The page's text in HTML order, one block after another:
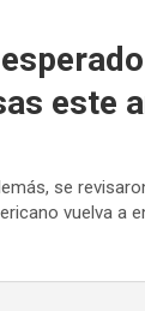
este
se
vuelva a